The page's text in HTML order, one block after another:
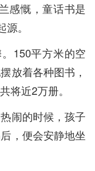
感慨，童话书是
。
150平方米的空
放着各种图书，
将近2万册。
闹的时候，孩子
，便会安静地坐